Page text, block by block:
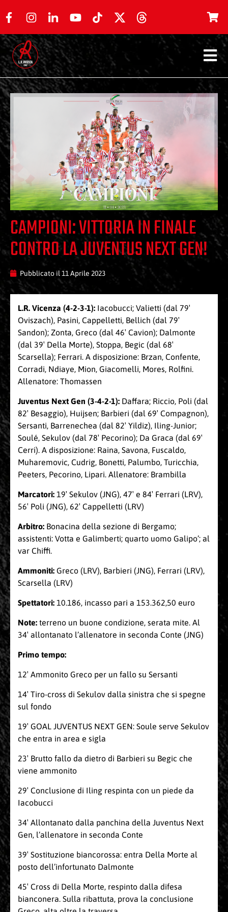
CAMPIONI: VITTORIA IN FINALE
CONTRO LA JUVENTUS NEXT GEN!
Pubblicato il 11 Aprile 2023
L.R. Vicenza (4-2-3-1): Iacobucci; Valietti (dal 79′
Oviszach), Pasini, Cappelletti, Bellich (dal 79′
Sandon); Zonta, Greco (dal 46′ Cavion); Dalmonte
(dal 39′ Della Morte), Stoppa, Begic (dal 68′
Scarsella); Ferrari. A disposizione: Brzan, Confente,
Corradi, Ndiaye, Mion, Giacomelli, Mores, Rolfini.
Allenatore: Thomassen
Juventus Next Gen (3-4-2-1): Daffara; Riccio, Poli (dal
82′ Besaggio), Huijsen; Barbieri (dal 69′ Compagnon),
Sersanti, Barrenechea (dal 82′ Yildiz), Iling-Junior;
Soulé, Sekulov (dal 78′ Pecorino); Da Graca (dal 69′
Cerri). A disposizione: Raina, Savona, Fuscaldo,
Muharemovic, Cudrig, Bonetti, Palumbo, Turicchia,
Peeters, Pecorino, Lipari. Allenatore: Brambilla
Marcatori: 19′ Sekulov (JNG), 47′ e 84′ Ferrari (LRV),
56′ Poli (JNG), 62′ Cappelletti (LRV)
Arbitro: Bonacina della sezione di Bergamo;
assistenti: Votta e Galimberti; quarto uomo Galipo’; al
var Chiffi.
Ammoniti: Greco (LRV), Barbieri (JNG), Ferrari (LRV),
Scarsella (LRV)
Spettatori: 10.186, incasso pari a 153.362,50 euro
Note: terreno un buone condizione, serata mite. Al
34′ allontanato l’allenatore in seconda Conte (JNG)
Primo tempo:
12′ Ammonito Greco per un fallo su Sersanti
14′ Tiro-cross di Sekulov dalla sinistra che si spegne
sul fondo
19′ GOAL JUVENTUS NEXT GEN: Soule serve Sekulov
che entra in area e sigla
23′ Brutto fallo da dietro di Barbieri su Begic che
viene ammonito
29′ Conclusione di Iling respinta con un piede da
Iacobucci
34′ Allontanato dalla panchina della Juventus Next
Gen, l’allenatore in seconda Conte
39′ Sostituzione biancorossa: entra Della Morte al
posto dell’infortunato Dalmonte
45′ Cross di Della Morte, respinto dalla difesa
bianconera. Sulla ribattuta, prova la conclusione